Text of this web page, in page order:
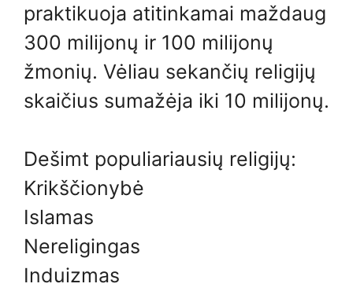
praktikuoja atitinkamai maždaug
300 milijonų ir 100 milijonų
žmonių. Vėliau sekančių religijų
skaičius sumažėja iki 10 milijonų.
Dešimt populiariausių religijų:
Krikščionybė
Islamas
Nereligingas
Induizmas